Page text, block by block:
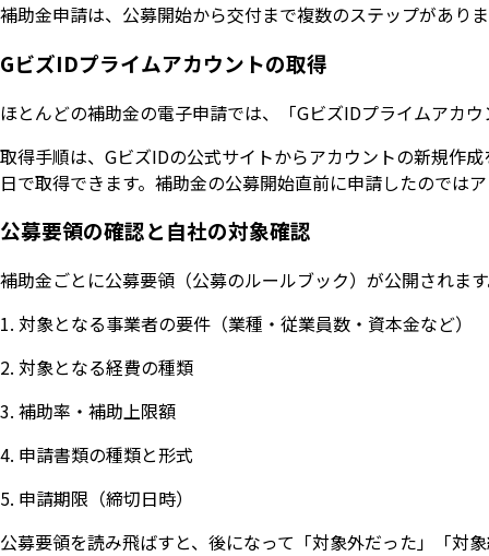
補助金申請は、公募開始から交付まで複数のステップがあり
GビズIDプライムアカウントの取得
ほとんどの補助金の電子申請では、「GビズIDプライムアカ
取得手順は、GビズIDの公式サイトからアカウントの新規作
日で取得できます。補助金の公募開始直前に申請したのでは
公募要領の確認と自社の対象確認
補助金ごとに公募要領（公募のルールブック）が公開されま
1. 対象となる事業者の要件（業種・従業員数・資本金など）
2. 対象となる経費の種類
3. 補助率・補助上限額
4. 申請書類の種類と形式
5. 申請期限（締切日時）
公募要領を読み飛ばすと、後になって「対象外だった」「対